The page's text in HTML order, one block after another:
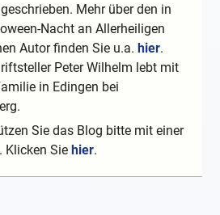
geschrieben. Mehr über den in
Nacht an Allerheiligen
Autor finden Sie u.a.hier.
Peter Wilhelm lebt mit
in Edingen bei
Sie das Blog bitte mit einer
Klicken Siehier.